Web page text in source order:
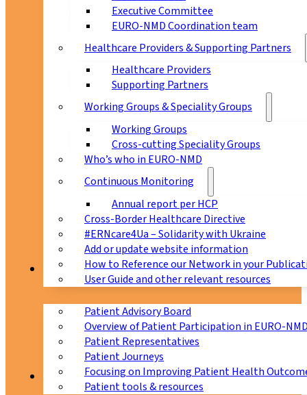
Executive Committee
EURO-NMD Coordination team
Healthcare Providers & Supporting Partners
Healthcare Providers
Supporting Partners
Working Groups & Speciality Groups
Working Groups
Cross-cutting Speciality Groups
Who’s who in EURO-NMD
Continuous Monitoring
Annual report per HCP
Cross-Border Healthcare Directive
#ERNcare4Ua – Solidarity with Ukraine
Add or update website information
How to Reference our Network in your
User Guide and other relevant resources
Patients
Patient Advisory Board
Overview of Patient Participation in EURO-
Patient Representatives
Patient Journeys
Focusing on Improving Patient Health
Patient tools & resources
CPMS